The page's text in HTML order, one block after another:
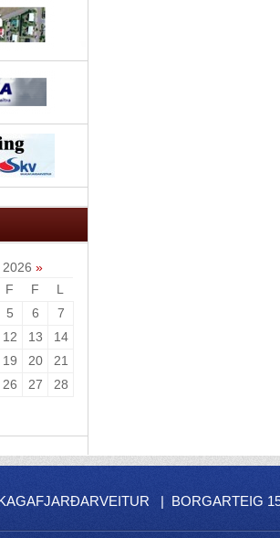
»
F F
L
5 6
7
12 13
14
19 20
21
26 27
28
| BORGARTEIG